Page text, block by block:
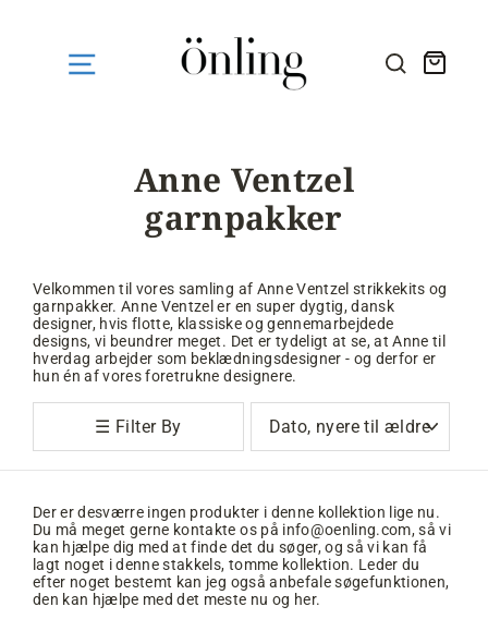
SØG HER
Anne Ventzel
garnpakker
Velkommen til vores samling af Anne Ventzel strikkekits og
garnpakker. Anne Ventzel er en super dygtig, dansk
designer, hvis flotte, klassiske og gennemarbejdede
designs, vi beundrer meget. Det er tydeligt at se, at Anne til
hverdag arbejder som beklædningsdesigner - og derfor er
hun én af vores foretrukne designere.
☰ Filter By
Der er desværre ingen produkter i denne kollektion lige nu.
Du må meget gerne kontakte os på info@oenling.com, så vi
kan hjælpe dig med at finde det du søger, og så vi kan få
lagt noget i denne stakkels, tomme kollektion. Leder du
efter noget bestemt kan jeg også anbefale søgefunktionen,
den kan hjælpe med det meste nu og her.